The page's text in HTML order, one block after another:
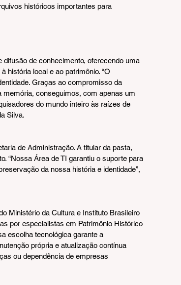
históricos importantes para
de conhecimento, oferecendo uma
história local e ao patrimônio. “O
Graças ao compromisso da
conseguimos, com apenas um
do mundo inteiro às raízes de
Silva.
de Administração. A titular da pasta,
“Nossa Área de TI garantiu o suporte para
da nossa história e identidade”,
Ministério da Cultura e Instituto Brasileiro
por especialistas em Patrimônio Histórico
escolha tecnológica garante a
própria e atualização contínua
ou dependência de empresas